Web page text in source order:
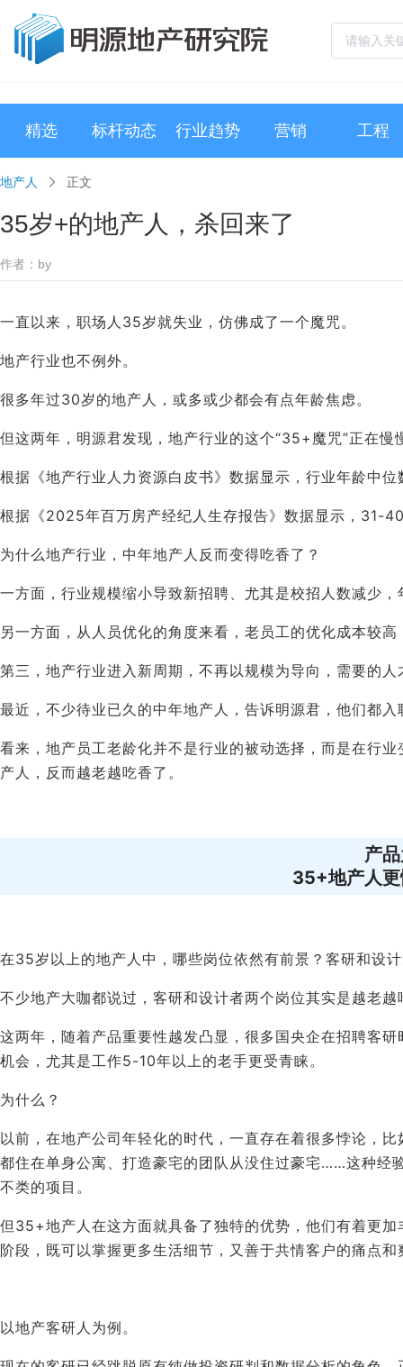
精选 标杆动态 行业趋势 营销 工程
地产人 正文
35岁+的地产人，杀回来了
作者：by
一直以来，职场人35岁就失业，仿佛成了一个魔咒。
地产行业也不例外。
很多年过30岁的地产人，或多或少都会有点年龄焦虑。
但这两年，明源君发现，地产行业的这个“35+魔咒”正在慢
根据《地产行业人力资源白皮书》数据显示，行业年龄中
根据《2025年百万房产经纪人生存报告》数据显示，31-
为什么地产行业，中年地产人反而变得吃香了？
一方面，行业规模缩小导致新招聘、尤其是校招人数减少，
另一方面，从人员优化的角度来看，老员工的优化成本较
第三，地产行业进入新周期，不再以规模为导向，需要的
最近，不少待业已久的中年地产人，告诉明源君，他们都
看来，地产员工老龄化并不是行业的被动选择，而是在行
产人，反而越老越吃香了。
产
35+地产人
在35岁以上的地产人中，哪些岗位依然有前景？客研和设
不少地产大咖都说过，客研和设计者两个岗位其实是越老越
这两年，随着产品重要性越发凸显，很多国央企在招聘客
机会，尤其是工作5-10年以上的老手更受青睐。
为什么？
以前，在地产公司年轻化的时代，一直存在着很多悖论，
都住在单身公寓、打造豪宅的团队从没住过豪宅……这种经
不类的项目。
但35+地产人在这方面就具备了独特的优势，他们有着更
阶段，既可以掌握更多生活细节，又善于共情客户的痛点和
以地产客研人为例。